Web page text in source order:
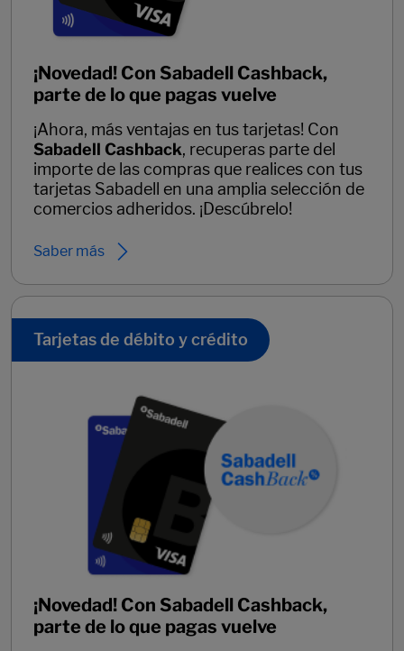
¡Novedad! Con Sabadell Cashback,
parte de lo que pagas vuelve
¡Ahora, más ventajas en tus tarjetas! Con
Sabadell Cashback, recuperas parte del
importe de las compras que realices con tus
tarjetas Sabadell en una amplia selección de
comercios adheridos. ¡Descúbrelo!
Saber más
Tarjetas de débito y crédito
¡Novedad! Con Sabadell Cashback,
parte de lo que pagas vuelve